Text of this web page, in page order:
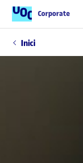
Corporate
Inici